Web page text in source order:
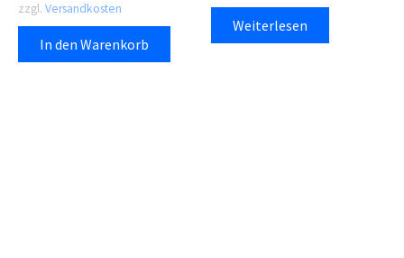
zzgl. Versandkosten
In den Warenkorb
Weiterlesen